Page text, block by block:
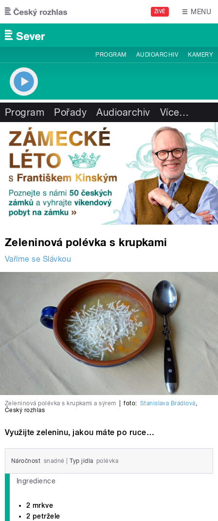
Přejít k hlavnímu obsahu
ŽIVĚ MENU
PROGRAM AUDIOARCHIV KAMERY
Program Pořady Audioarchiv Více…
Zeleninová polévka s krupkami
Vaříme se Slávkou
Zeleninová polévka s krupkami a sýrem foto: Stanislava Brádlová,
Český rozhlas
Využijte zeleninu, jakou máte po ruce…
Náročnost snadné Typ jídla polévka
Ingredience
2 mrkve
2 petržele